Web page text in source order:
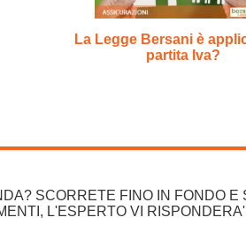
La Legge Bersani è
partita Iva?
SCORRETE FINO IN FONDO E
L'ESPERTO VI